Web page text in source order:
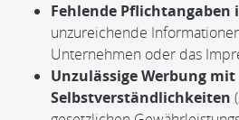
Fehlende Pflichtangaben
unzureichende
Unternehmen oder das
Unzulässige Werbung mit
Selbstverständlichkeiten